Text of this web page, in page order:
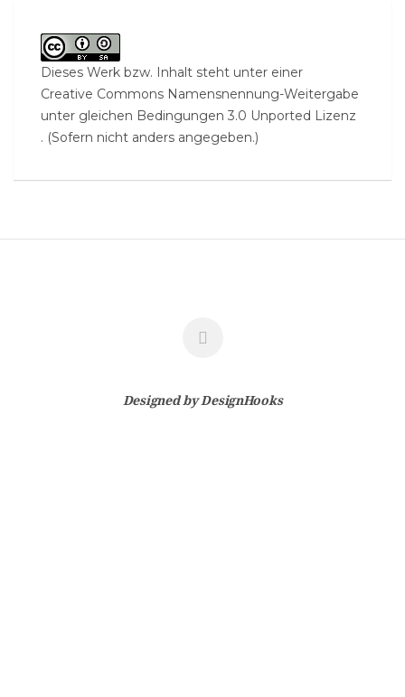
Dieses Werk bzw. Inhalt steht unter einer
Creative Commons Namensnennung-Weitergabe
unter gleichen Bedingungen 3.0 Unported Lizenz
. (Sofern nicht anders angegeben.)
Designed byDesignHooks